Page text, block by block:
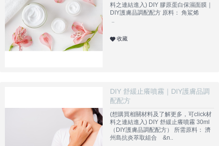
料之連結進入) DIY 膠原蛋白保濕面膜｜
DIY護膚品調配配方 原料： 角鯊烯
..
收藏
DIY 舒緩止癢噴霧｜DIY護膚品調
配配方
(想購買相關材料及了解更多，可click材
料之連結進入) DIY 舒緩止癢噴霧 30ml
（DIY護膚品調配配方） 所需原料： 濟
州島抗炎萃取組合 &n..